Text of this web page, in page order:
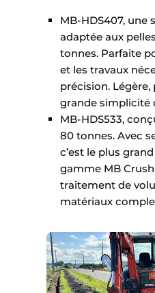
MB-HDS407,
adaptée aux
tonnes. Parfaite
et les travaux
précision. Légère,
grande simplicité
MB-HDS533,
80 tonnes. Avec
c’est le plus
gamme MB
traitement de
matériaux